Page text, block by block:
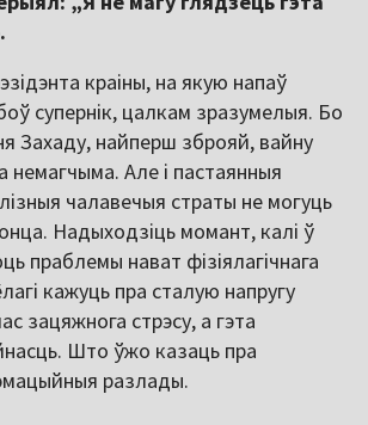
краіны, на якую напаў
супернік, цалкам зразумелыя. Бо
Захаду, найперш зброяй, вайну
немагчыма. Але і пастаянныя
чалавечыя страты не могуць
Надыходзіць момант, калі ў
праблемы нават фізіялагічнага
кажуць пра сталую напругу
зацяжнога стрэсу, а гэта
Што ўжо казаць пра
эмацыйныя разлады.